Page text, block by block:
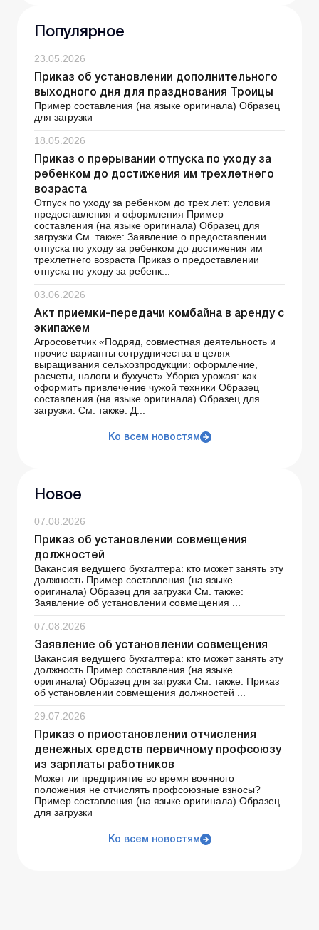
Популярное
23.05.2026
Приказ об установлении дополнительного
выходного дня для празднования Троицы
Пример составления (на языке оригинала) Образец
для загрузки
18.05.2026
Приказ о прерывании отпуска по уходу за
ребенком до достижения им трехлетнего
возраста
Отпуск по уходу за ребенком до трех лет: условия
предоставления и оформления Пример
составления (на языке оригинала) Образец для
загрузки См. также: Заявление о предоставлении
отпуска по уходу за ребенком до достижения им
трехлетнего возраста Приказ о предоставлении
отпуска по уходу за ребенк...
03.06.2026
Акт приемки-передачи комбайна в аренду с
экипажем
Агросоветчик «Подряд, совместная деятельность и
прочие варианты сотрудничества в целях
выращивания сельхозпродукции: оформление,
расчеты, налоги и бухучет» Уборка урожая: как
оформить привлечение чужой техники Образец
составления (на языке оригинала) Образец для
загрузки: См. также: Д...
Ко всем новостям
Новое
07.08.2026
Приказ об установлении совмещения
должностей
Вакансия ведущего бухгалтера: кто может занять эту
должность Пример составления (на языке
оригинала) Образец для загрузки См. также:
Заявление об установлении совмещения ...
07.08.2026
Заявление об установлении совмещения
Вакансия ведущего бухгалтера: кто может занять эту
должность Пример составления (на языке
оригинала) Образец для загрузки См. также: Приказ
об установлении совмещения должностей ...
29.07.2026
Приказ о приостановлении отчисления
денежных средств первичному профсоюзу
из зарплаты работников
Может ли предприятие во время военного
положения не отчислять профсоюзные взносы?
Пример составления (на языке оригинала) Образец
для загрузки
Ко всем новостям